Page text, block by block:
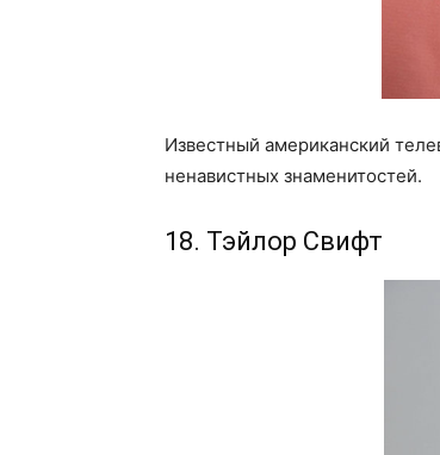
Известный американский
ненавистных знаменитостей.
18. Тэйлор Свифт